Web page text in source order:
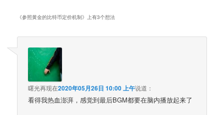
《参照黄金的比特币定价机制》上有3个想法
曙光再现在2020年05月26日 10:00 上午说道：
看得我热血澎湃，感觉到最后BGM都要在脑内播放起来了